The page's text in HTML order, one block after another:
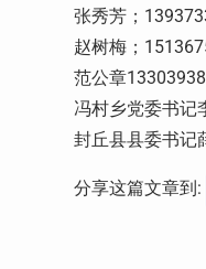
张秀芳；
赵树梅；
范公章
冯村乡党委书记
封丘县县委书记
分享这篇文章到: